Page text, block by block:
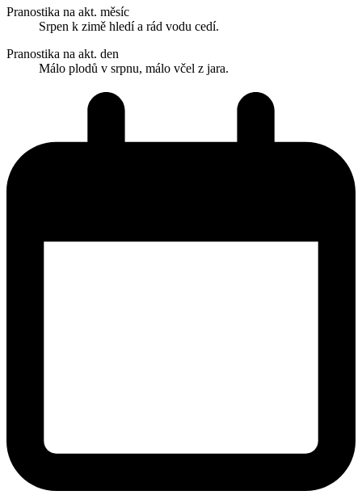
Pranostika na akt. měsíc
Srpen k zimě hledí a rád vodu cedí.
Pranostika na akt. den
Málo plodů v srpnu, málo včel z jara.